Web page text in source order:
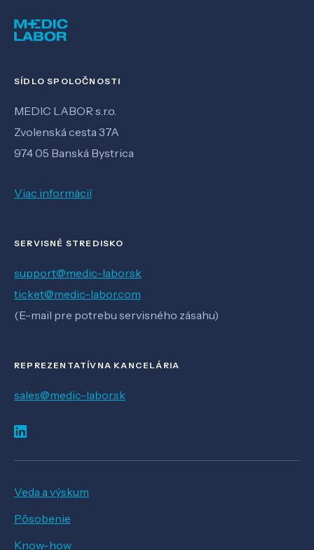
SÍDLO SPOLOČNOSTI
MEDIC LABOR s.r.o.
Zvolenská cesta 37A
974 05 Banská Bystrica
Viac informácií
SERVISNÉ STREDISKO
support@medic-labor.sk
ticket@medic-labor.com
(E-mail pre potrebu servisného zásahu)
REPREZENTATÍVNA KANCELÁRIA
sales@medic-labor.sk
Veda a výskum
Pôsobenie
Know-how